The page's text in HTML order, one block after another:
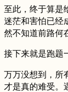
至此，终于算是
迷茫和害怕已经
然不知道前路何
接下来就是跑题
万万没想到，所
才是真的难受。